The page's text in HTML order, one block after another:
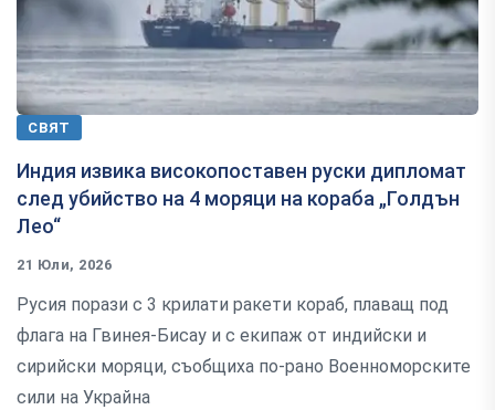
СВЯТ
Индия извика високопоставен руски дипломат
след убийство на 4 моряци на кораба „Голдън
Лео“
21 Юли, 2026
Русия порази с 3 крилати ракети кораб, плаващ под
флага на Гвинея-Бисау и с екипаж от индийски и
сирийски моряци, съобщиха по-рано Военноморските
сили на Украйна